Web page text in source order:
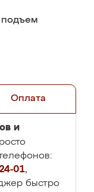
подъем
Оплата
и
01,
быстро